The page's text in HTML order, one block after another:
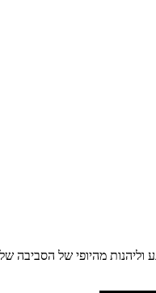
מהיופי של הסביבה